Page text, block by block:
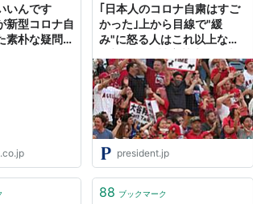
いんです
新型コロナ自
素朴な疑問
｢日本人のコロナ自粛はすご
かった｣上から目線で"緩
み"に怒る人はこれ以上なに
がマスクなしのワケ
president.jp
88 ブックマーク